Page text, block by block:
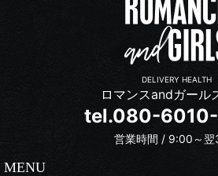
DELIVERY HEALTH
ロマンスandガール
tel.080-
営業時間 / 9:00～
MENU